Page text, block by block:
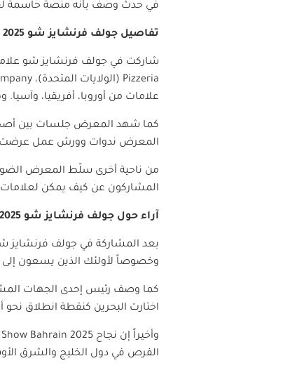
في حدث وصف بأنه منصة حاسمة
تفاصيل جولف فرنشايز شو 2025
شاركت في جولف فرنشايز شو
Pizzeria (الولايات المتحدة)،
علامات من أوروبا، أفريقيا،
كما شهد المعرض جلسات بين
المعرض ندوات وورش عمل عرضت
من ناحية أخرى سلّط المعرض الضوء
المشاركون عن كيف يمكن لعلامات
آراء حول جولف فرنشايز شو 2025
وخصوصاً لأولئك الذين يسعون إلى
كما وصف رئيس إحدى الجهات
اختارت البحرين كنقطة انطلاق نحو
وأخيراً إن نجاح Bahrain
الفرص في دول الخليج والشرق